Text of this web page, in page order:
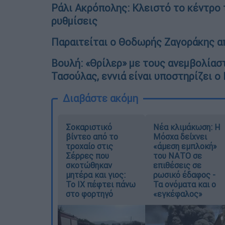
Ράλι Ακρόπολης: Κλειστό το
ρυθμίσεις
Παραιτείται ο Θοδωρής Ζαγοράκης
Βουλή: «Θρίλερ» με τους
Τασούλας, εννιά είναι υποστηρίζει
Διαβάστε ακόμη
Σοκαριστικό
βίντεο από το
τροχαίο στις
Σέρρες που
σκοτώθηκαν
μητέρα και γιος:
Το ΙΧ πέφτει πάνω
στο φορτηγό
Νέα κλιμάκωση: Η
Μόσχα δείχνει
«άμεση εμπλοκή»
του ΝΑΤΟ σε
επιθέσεις σε
ρωσικό έδαφος -
Τα ονόματα και ο
«εγκέφαλος»